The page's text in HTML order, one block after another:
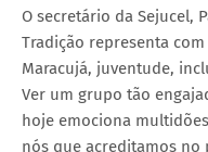
O secretário da Sejucel,
Tradição representa
Maracujá, juventude,
Ver um grupo tão
hoje emociona
nós que acreditamos